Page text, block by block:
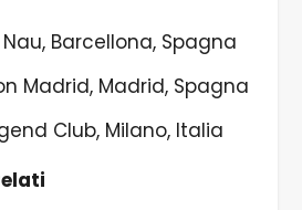
Barcellona, Spagna
Madrid, Madrid, Spagna
Club, Milano, Italia